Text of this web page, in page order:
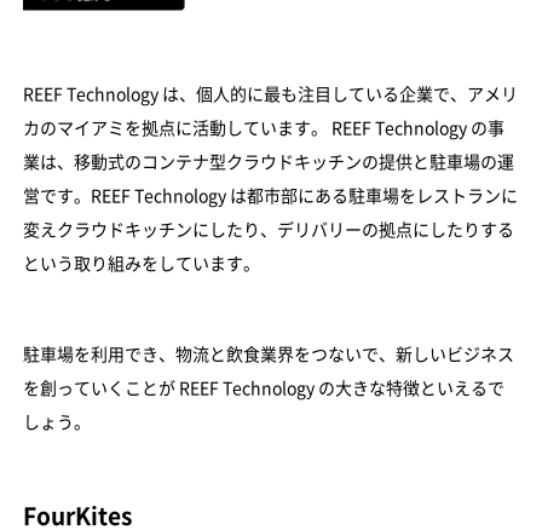
REEF Technology は、個人的に最も注目している企業で、アメリ
カのマイアミを拠点に活動しています。 REEF Technology の事
業は、移動式のコンテナ型クラウドキッチンの提供と駐車場の運
営です。REEF Technology は都市部にある駐車場をレストランに
変えクラウドキッチンにしたり、デリバリーの拠点にしたりする
という取り組みをしています。
駐車場を利用でき、物流と飲食業界をつないで、新しいビジネス
を創っていくことが REEF Technology の大きな特徴といえるで
しょう。
FourKites